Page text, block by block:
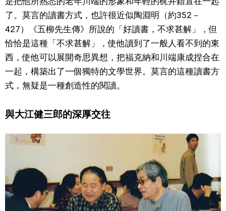
了。莫言的讀書方式，也許很近似陶淵明（約352－
427）《五柳先生傳》所說的「好讀書，不求甚解」，但
恰恰是這種「不求甚解」，使他讀到了一般人看不到的東
西，使他可以展開奇思異想，把福克納和川端康成捏合在
一起，構築出了一個獨特的文學世界。莫言的這種讀書方
式，無疑是一種創造性的閱讀。
與大江健三郎的深厚交往